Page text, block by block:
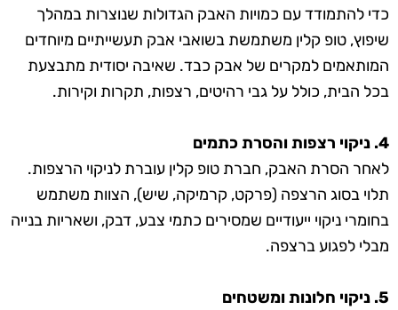
כדי להתמודד עם כמויות האבק הגדולות שנוצרות במהלך
שיפוץ, טופ קלין משתמשת בשואבי אבק תעשייתיים מיוחדים
המותאמים למקרים של אבק כבד. שאיבה יסודית מתבצעת
בכל הבית, כולל על גבי רהיטים, רצפות, תקרות וקירות.
4. ניקוי רצפות והסרת כתמים
לאחר הסרת האבק, חברת טופ קלין עוברת לניקוי הרצפות.
תלוי בסוג הרצפה (פרקט, קרמיקה, שיש), הצוות משתמש
בחומרי ניקוי ייעודיים שמסירים כתמי צבע, דבק, ושאריות בנייה
מבלי לפגוע ברצפה.
5. ניקוי חלונות ומשטחים